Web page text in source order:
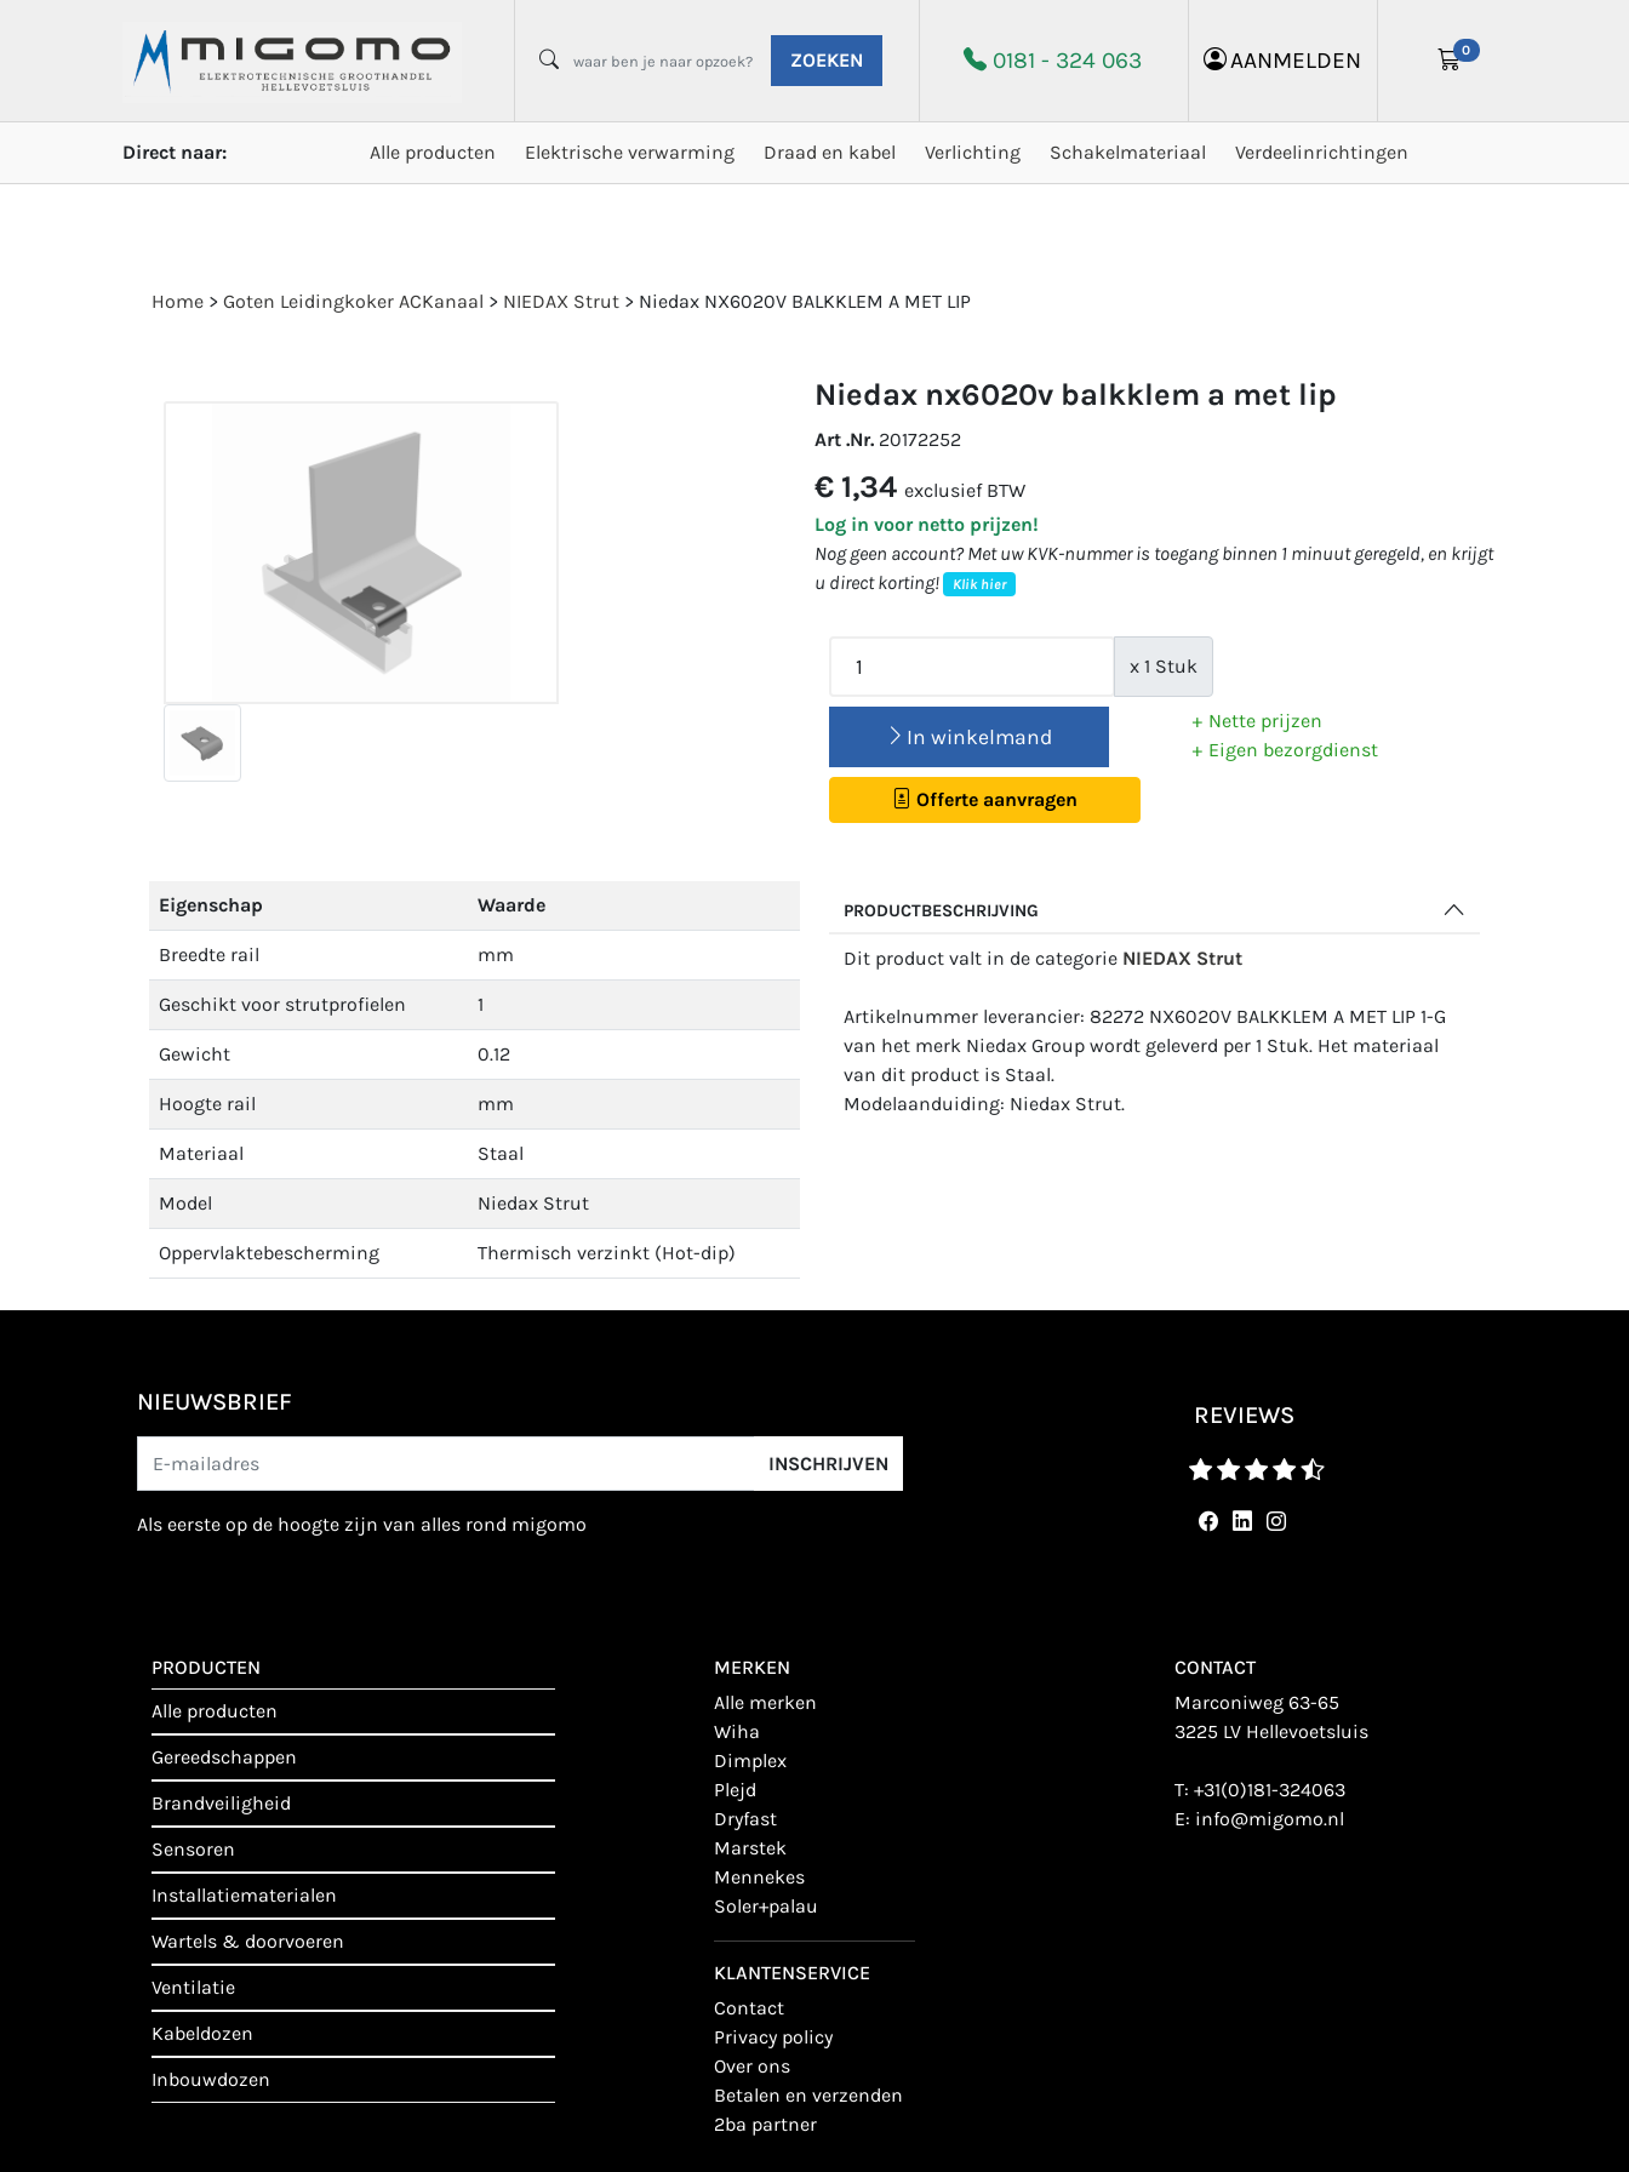
ZOEKEN 0181 - 324 063 AANMELDEN 0
Direct naar: Alle producten Elektrische verwarming Draad en kabel Verlichting Schakelmateriaal Verdeelinrichtingen
Home > Goten Leidingkoker ACKanaal > NIEDAX Strut > Niedax NX6020V BALKKLEM A MET LIP
niedax nx6020v balkklem a met lip
Art .Nr. 20172252
€ 1,34 exclusief BTW
Log in voor netto prijzen!
Nog geen account? Met uw KVK-nummer is toegang binnen 1 minuut geregeld, en krijgt
u direct korting!
Klik hier
x 1 Stuk
In winkelmand
Offerte aanvragen
Nette prijzen
Eigen bezorgdienst
Eigenschap Waarde
Breedte rail mm
Geschikt voor strutprofielen 1
Gewicht 0.12
Hoogte rail mm
Materiaal Staal
Model Niedax Strut
Oppervlaktebescherming Thermisch verzinkt (Hot-dip)
PRODUCTBESCHRIJVING
Dit product valt in de categorie NIEDAX Strut
Artikelnummer leverancier: 82272 NX6020V BALKKLEM A MET LIP 1-G
van het merk Niedax Group wordt geleverd per 1 Stuk. Het materiaal
van dit product is Staal.
Modelaanduiding: Niedax Strut.
NIEUWSBRIEF
INSCHRIJVEN
als eerste op de hoogte zijn van alles rond migomo
REVIEWS
PRODUCTEN
alle producten
gereedschappen
brandveiligheid
sensoren
installatiematerialen
wartels & doorvoeren
ventilatie
kabeldozen
inbouwdozen
MERKEN
alle merken
wiha
dimplex
plejd
dryfast
marstek
mennekes
soler+palau
KLANTENSERVICE
contact
privacy policy
over ons
betalen en verzenden
2ba partner
CONTACT
Marconiweg 63-65
3225 LV Hellevoetsluis
T:+31(0)181-324063
E: info@migomo.nl